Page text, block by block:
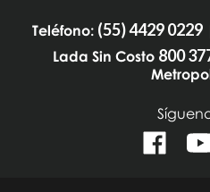
Teléfono: (55) 4429 0229|
Lada Sin Costo 800